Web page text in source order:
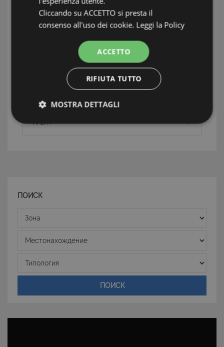
СостояниеOttime subito abitabile
ИНФОРМАЦИЯ: ISOLA D'ELBA
TAG: Частные дома и виллы, Isola d' Elba, Isola
АГЕНТ
ПОИСК
Зона
Местонахождение
Типология
ПОИСК
Cliccando su ACCETTO si presta il
consenso all'uso dei cookie. Leggi la Policy
ACCETTO
RIFIUTA TUTTO
MOSTRA DETTAGLI
Strettamente necessari e Statistiche
non può essere utilizzato correttamente senza i
cookie strettamente necessari.
Nome
Scadenza
PHPSESSID
PHP.net
www.latuacasainsardegna.com
Sessione